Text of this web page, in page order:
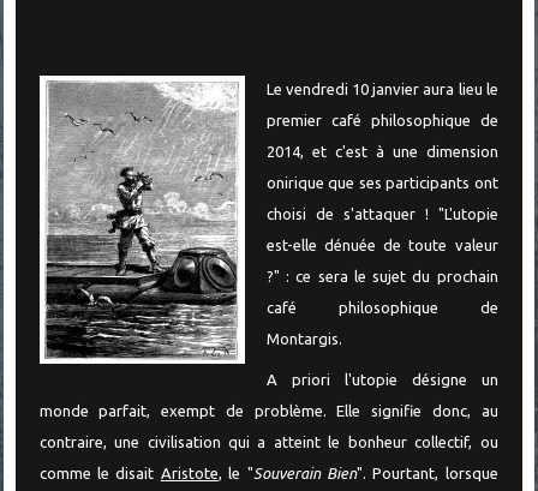
Le vendredi 10 janvier aura lieu le
premier café philosophique de
2014, et c'est à une dimension
onirique que ses participants ont
choisi de s'attaquer ! "L'utopie
est-elle dénuée de toute valeur
?" : ce sera le sujet du prochain
café philosophique de
Montargis.
A priori l'utopie désigne un
monde parfait, exempt de problème. Elle signifie donc, au
contraire, une civilisation qui a atteint le bonheur collectif, ou
comme le disait Aristote, le "Souverain Bien". Pourtant, lorsque